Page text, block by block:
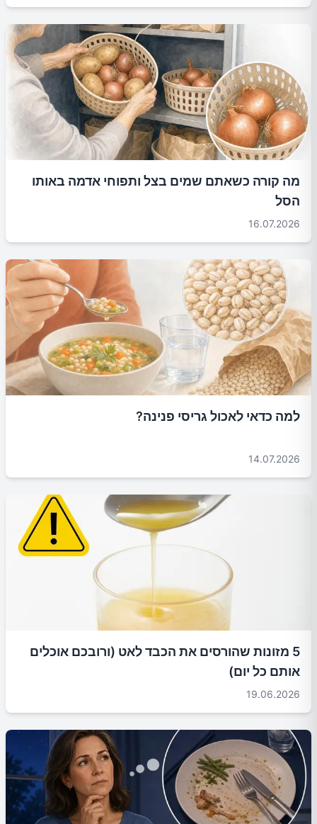
מה קורה כשאתם שמים בצל ותפוחי אדמה באותו
הסל
16.07.2026
למה כדאי לאכול גריסי פנינה?
14.07.2026
5 מזונות שהורסים את הכבד לאט (ורובכם אוכלים
אותם כל יום)
19.06.2026